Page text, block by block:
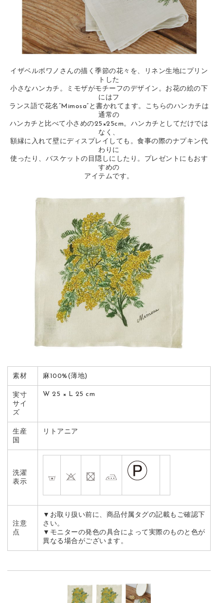
イザベルボワノさんの描く季節の花々を、リネン生地にプリン
トした
小さなハンカチ。ミモザがモチーフのデザイン。お花の絵の下
にはフ
ランス語で花名“Mimosa”と書かれてます。こちらのハンカチは
通常の
ハンカチと比べて小さめの25×25cm。ハンカチとしてだけでは
なく、
額縁に入れて壁にディスプレイしても。食事の際のナプキン代
わりに
使ったり、バスケットの目隠しにしたり。プレゼントにもおす
すめの
アイテムです。
素材 麻100%(薄地)
実寸
サイ
ズ
W 25 × L 25 cm
生産
国
リトアニア
洗濯
表示
注意
点
▼お取り扱い前に、商品付属タグの記載もご確認下
さい。
▼モニターの発色の具合によって実際のものと色が
異なる場合がございます。